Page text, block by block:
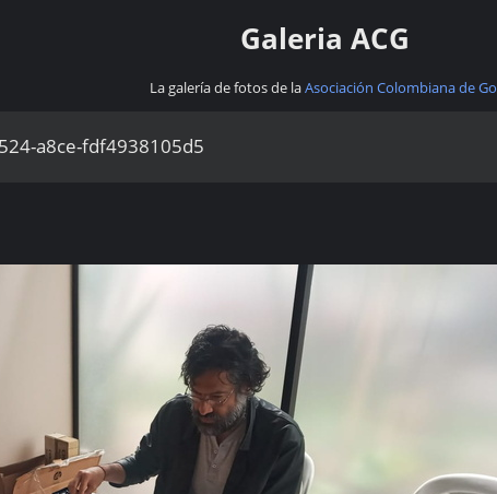
Galeria ACG
La galería de fotos de laAsociación Colombiana de Go
a8ce-fdf4938105d5